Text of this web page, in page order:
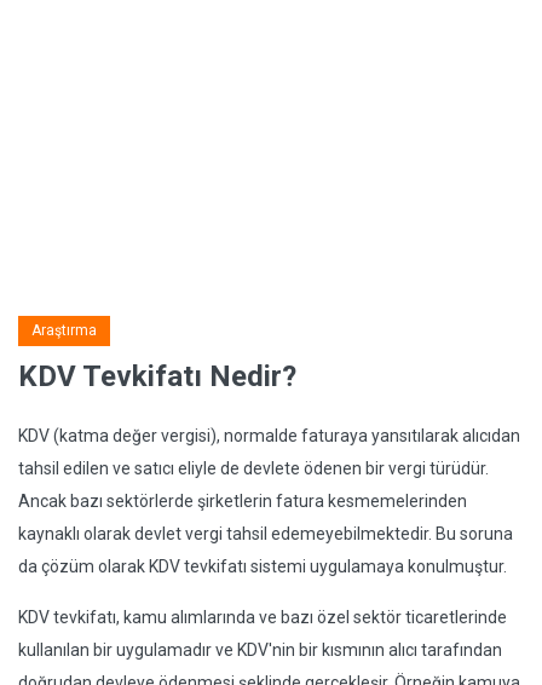
Araştırma
KDV Tevkifatı Nedir?
KDV (katma değer vergisi), normalde faturaya yansıtılarak alıcıdan
tahsil edilen ve satıcı eliyle de devlete ödenen bir vergi türüdür.
Ancak bazı sektörlerde şirketlerin fatura kesmemelerinden
kaynaklı olarak devlet vergi tahsil edemeyebilmektedir. Bu soruna
da çözüm olarak KDV tevkifatı sistemi uygulamaya konulmuştur.
KDV tevkifatı, kamu alımlarında ve bazı özel sektör ticaretlerinde
kullanılan bir uygulamadır ve KDV'nin bir kısmının alıcı tarafından